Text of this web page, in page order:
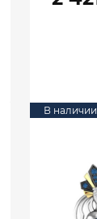
В наличии